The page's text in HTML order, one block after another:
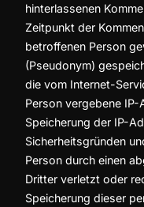
hinterlassenen
Zeitpunkt der
betroffenen Person
(Pseudonym)
die vom Internet-
Person vergebene
Speicherung der IP-
Sicherheitsgründen
Person durch einen
Dritter verletzt oder
Speicherung dieser